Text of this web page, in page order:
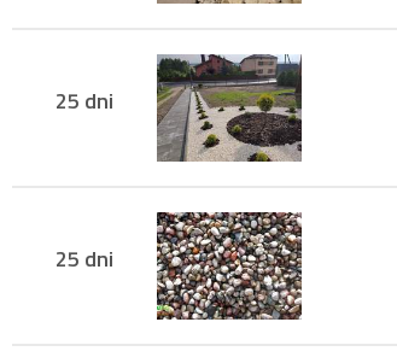
25 dni
25 dni